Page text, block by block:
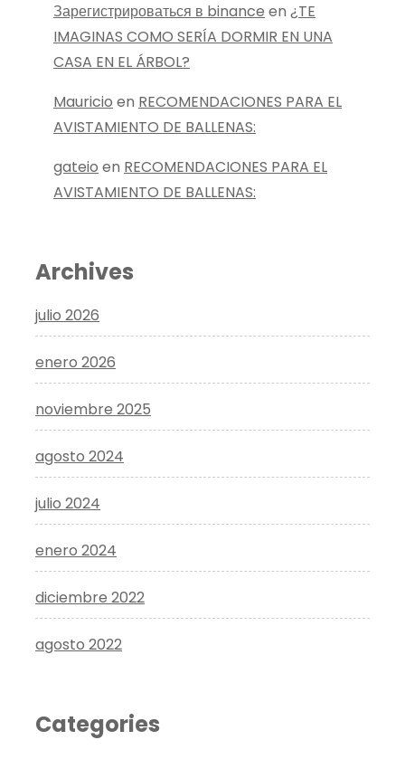
Зарегистрироваться в binance en ¿TE
IMAGINAS COMO SERÍA DORMIR EN UNA
CASA EN EL ÁRBOL?
Mauricio en RECOMENDACIONES PARA EL
AVISTAMIENTO DE BALLENAS:
gateio en RECOMENDACIONES PARA EL
AVISTAMIENTO DE BALLENAS:
Archives
julio 2026
enero 2026
noviembre 2025
agosto 2024
julio 2024
enero 2024
diciembre 2022
agosto 2022
Categories